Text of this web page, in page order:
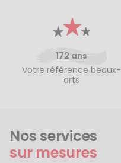
172 ans
Votre référence beaux-
arts
Nos services
sur mesures